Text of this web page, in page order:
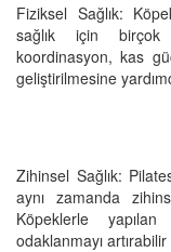
Fiziksel Sağlık:
sağlık için birçok
koordinasyon, kas
geliştirilmesine
Zihinsel Sağlık:
aynı zamanda
Köpeklerle
odaklanmayı